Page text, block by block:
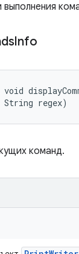
Info
String regex)
команд.